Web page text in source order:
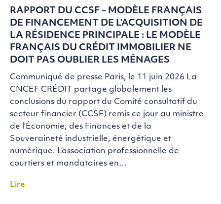
RAPPORT DU CCSF – MODÈLE FRANÇAIS
DE FINANCEMENT DE L’ACQUISITION DE
LA RÉSIDENCE PRINCIPALE : LE MODÈLE
FRANÇAIS DU CRÉDIT IMMOBILIER NE
DOIT PAS OUBLIER LES MÉNAGES
Communiqué de presse Paris, le 11 juin 2026 La
CNCEF CRÉDIT partage globalement les
conclusions du rapport du Comité consultatif du
secteur financier (CCSF) remis ce jour au ministre
de l’Économie, des Finances et de la
Souveraineté industrielle, énergétique et
numérique. L’association professionnelle de
courtiers et mandataires en…
Lire